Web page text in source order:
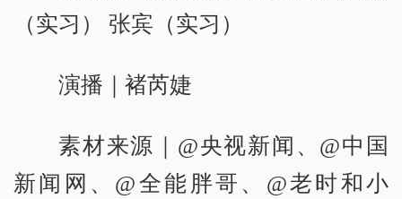
（实习） 张宾（实习）
演播｜褚芮婕
素材来源｜@央视新闻、@中国
新闻网、@全能胖哥、@老时和小